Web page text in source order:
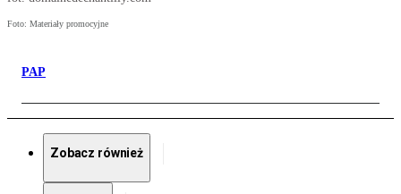
Foto: Materiały promocyjne
PAP
Zobacz również